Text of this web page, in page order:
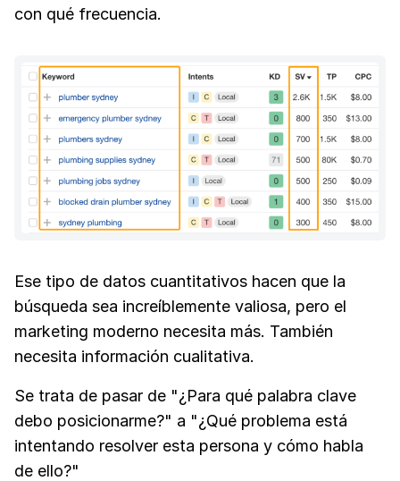
con qué frecuencia.
Ese tipo de datos cuantitativos hacen que la
búsqueda sea increíblemente valiosa, pero el
marketing moderno necesita más. También
necesita información cualitativa.
Se trata de pasar de "¿Para qué palabra clave
debo posicionarme?" a "¿Qué problema está
intentando resolver esta persona y cómo habla
de ello?"